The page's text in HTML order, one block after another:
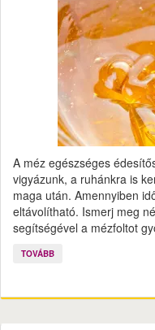
A méz egészséges
vigyázunk, a ruhánkra is
maga után. Amennyiben
eltávolítható. Ismerj meg
segítségével a mézfoltot
TOVÁBB